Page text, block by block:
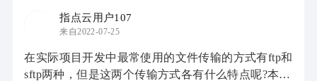
指点云用户107
来自2022-07-25
在实际项目开发中最常使用的文件传输的方式有ftp和
sftp两种，但是这两个传输方式各有什么特点呢?本文